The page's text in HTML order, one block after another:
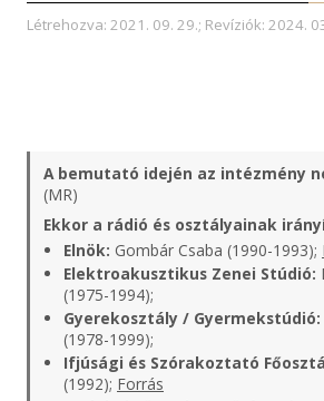
Létrehozva: 2021. 09. 29.; Revíziók: 2024.
A bemutató idején az intézmény
(MR)
Ekkor a rádió és osztályainak
Elnök: Gombár Csaba (1990-1993);
Elektroakusztikus Zenei Stúdió:
(1975-1994);
Gyerekosztály / Gyermekstúdió:
(1978-1999);
Ifjúsági és Szórakoztató
(1992); Forrás